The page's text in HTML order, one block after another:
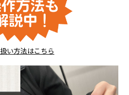
い方法はこちら